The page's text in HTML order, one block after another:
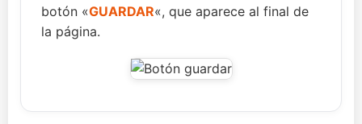
botón «GUARDAR«, que aparece al final de
la página.